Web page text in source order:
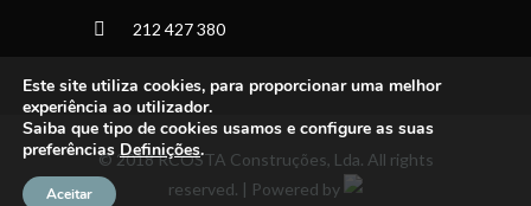
212 427 380
© 2018 RCOSTA Construções, Lda. All rights
reserved. | Powered by
Este site utiliza cookies, para proporcionar uma melhor
experiência ao utilizador.
Saiba que tipo de cookies usamos e configure as suas
preferênciasDefinições.
Aceitar